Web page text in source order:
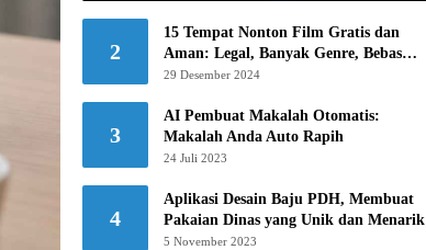
2
15 Tempat Nonton Film Gratis dan
Aman: Legal, Banyak Genre, Bebas
Khawatir!
29 Desember 2024
3
AI Pembuat Makalah Otomatis:
Makalah Anda Auto Rapih
24 Juli 2023
4
Aplikasi Desain Baju PDH, Membuat
Pakaian Dinas yang Unik dan Menarik
5 November 2023